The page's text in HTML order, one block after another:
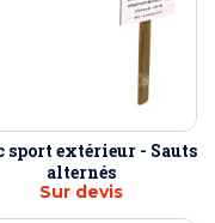
sport extérieur - Sauts
alternés
Sur devis